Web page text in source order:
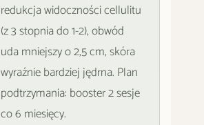
redukcja widoczności cellulitu
(z 3 stopnia do 1-2), obwód
uda mniejszy o 2,5 cm, skóra
wyraźnie bardziej jędrna. Plan
podtrzymania: booster 2 sesje
co 6 miesięcy.